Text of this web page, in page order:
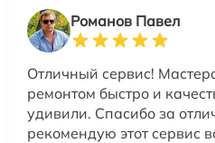
Романов Павел
Отличный сервис!
ремонтом быстро и
удивили. Спасибо за
рекомендую этот сервис